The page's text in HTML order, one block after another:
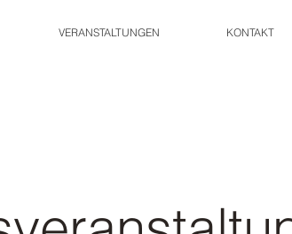
VERANSTALTUNGEN KONTAKT